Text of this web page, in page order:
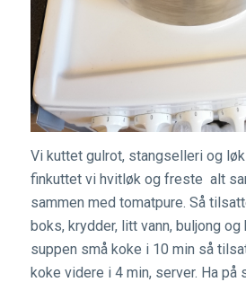
Vi kuttet gulrot, stangselleri og
finkuttet vi hvitløk og freste alt
sammen med tomatpure. Så
boks, krydder, litt vann, buljong og
suppen små koke i 10 min så
koke videre i 4 min, server. Ha på